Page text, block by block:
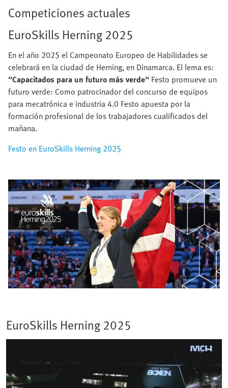
Competiciones actuales
EuroSkills Herning 2025
En el año 2025 el Campeonato Europeo de Habilidades se
celebrará en la ciudad de Herning, en Dinamarca. El lema es:
"Capacitados para un futuro más verde" Festo promueve un
futuro verde: Como patrocinador del concurso de equipos
para mecatrónica e industria 4.0 Festo apuesta por la
formación profesional de los trabajadores cualificados del
mañana.
Festo en EuroSkills Herning 2025
EuroSkills Herning 2025​